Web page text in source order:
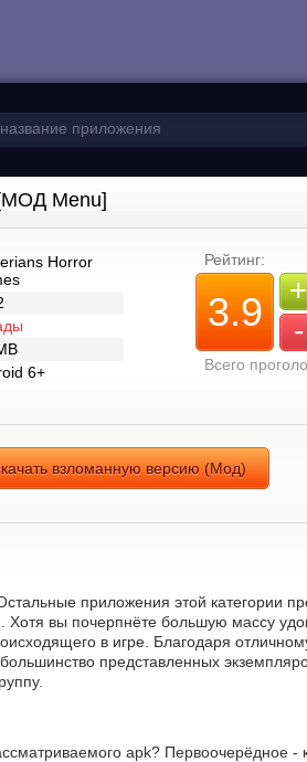
Menu]
Horror
6+
Рейтинг:
3.9 +
-
Всего
взломанную версию (Мод)
приложения этой категории
вы почерпнёте большую массу
в игре. Благодаря
представленных
apk? Первоочерёдное -